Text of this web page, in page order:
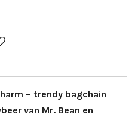
– trendy bagchain
van Mr. Bean en